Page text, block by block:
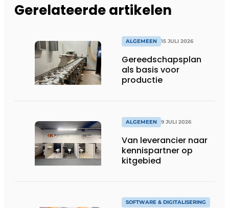
Gerelateerde artikelen
ALGEMEEN 15 JULI 2026
Gereedschapsplan
als basis voor
productie
ALGEMEEN 9 JULI 2026
Van leverancier naar
kennispartner op
kitgebied
SOFTWARE & DIGITALISERING